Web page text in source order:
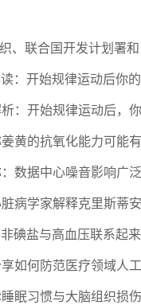
碘盐与高血压联系起来